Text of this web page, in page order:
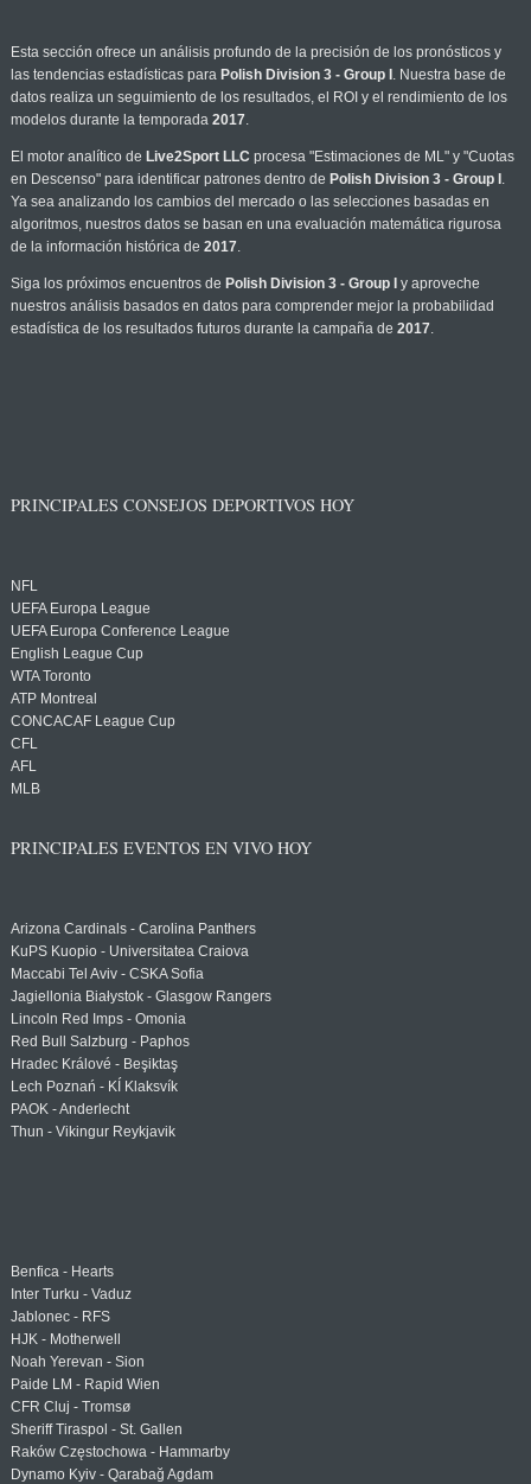
Esta sección ofrece un análisis profundo de la precisión de los pronósticos y
las tendencias estadísticas para Polish Division 3 - Group I . Nuestra base de
datos realiza un seguimiento de los resultados, el ROI y el rendimiento de los
modelos durante la temporada 2017.
El motor analítico de Live2Sport LLC procesa "Estimaciones de ML" y "Cuotas
en Descenso" para identificar patrones dentro de Polish Division 3 - Group I .
Ya sea analizando los cambios del mercado o las selecciones basadas en
algoritmos, nuestros datos se basan en una evaluación matemática rigurosa
de la información histórica de 2017.
Siga los próximos encuentros de Polish Division 3 - Group I
y aproveche
nuestros análisis basados en datos para comprender mejor la probabilidad
estadística de los resultados futuros durante la campaña de 2017.
PRINCIPALES CONSEJOS DEPORTIVOS HOY
NFL
UEFA Europa League
UEFA Europa Conference League
English League Cup
WTA Toronto
ATP Montreal
CONCACAF League Cup
CFL
AFL
MLB
PRINCIPALES EVENTOS EN VIVO HOY
Arizona Cardinals - Carolina Panthers
KuPS Kuopio - Universitatea Craiova
Maccabi Tel Aviv - CSKA Sofia
Jagiellonia Białystok - Glasgow Rangers
Lincoln Red Imps - Omonia
Red Bull Salzburg - Paphos
Hradec Králové - Beşiktaş
Lech Poznań - KÍ Klaksvík
PAOK - Anderlecht
Thun - Vikingur Reykjavik
Benfica - Hearts
Inter Turku - Vaduz
Jablonec - RFS
HJK - Motherwell
Noah Yerevan - Sion
Paide LM - Rapid Wien
CFR Cluj - Tromsø
Sheriff Tiraspol - St. Gallen
Raków Częstochowa - Hammarby
Dynamo Kyiv - Qarabağ Agdam